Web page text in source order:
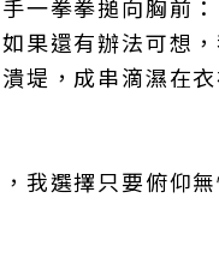
一拳拳搥向胸前
果還有辦法可想
堤，成串滴濕在
我選擇只要俯仰